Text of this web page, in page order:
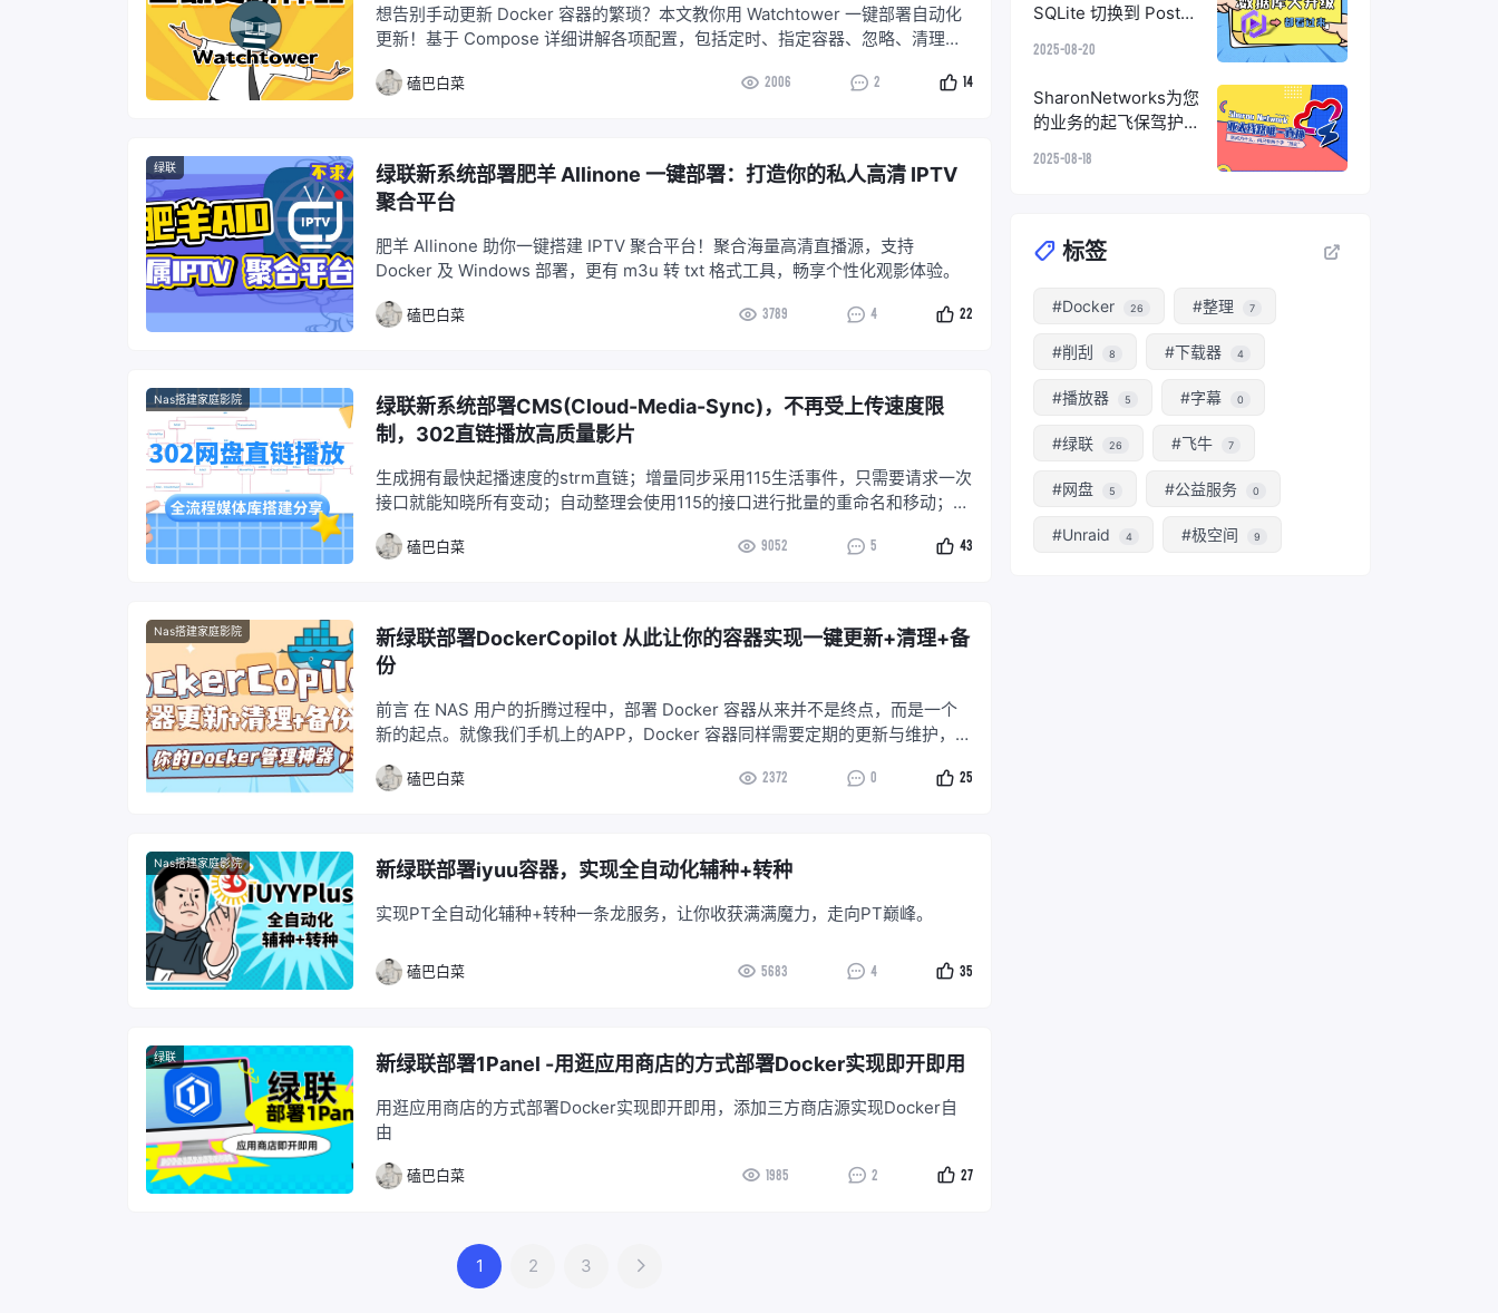
想告别手动更新 Docker 容器的繁琐？本文教你用 Watchtower 一键部署自动化
更新！基于 Compose 详细讲解各项配置，包括定时、指定容器、忽略、清理
磕巴白菜 2006 2 14
绿联
绿联新系统部署肥羊 Allinone 一键部署：打造你的私人高清 IPTV
聚合平台
肥羊 Allinone 助你一键搭建 IPTV 聚合平台！聚合海量高清直播源，支持
Docker 及 Windows 部署，更有 m3u 转 txt 格式工具，畅享个性化观影体验。
磕巴白菜 3789 4 22
Nas搭建家庭影院
绿联新系统部署CMS(Cloud-Media-Sync)，不再受上传速度限
制，302直链播放高质量影片
生成拥有最快起播速度的strm直链；增量同步采用115生活事件，只需要请求一次
接口就能知晓所有变动；自动整理会使用115的接口进行批量的重命名和移动；故
磕巴白菜 9052 5 43
Nas搭建家庭影院
新绿联部署DockerCopilot 从此让你的容器实现一键更新+清理+备
份
前言 在 NAS 用户的折腾过程中，部署 Docker 容器从来并不是终点，而是一个
新的起点。就像我们手机上的APP，Docker 容器同样需要定期的更新与维护，以
改部分配置→拉取最新镜像→启动容器。虽然每一步看似简单，但当容器
磕巴白菜 2372 0 25
Nas搭建家庭影院 新绿联部署iyuu容器，实现全自动化辅种+转种
实现PT全自动化辅种+转种一条龙服务，让你收获满满魔力，走向PT巅峰。
磕巴白菜 5683 4 35
绿联 新绿联部署1Panel -用逛应用商店的方式部署Docker实现即开即用
用逛应用商店的方式部署Docker实现即开即用，添加三方商店源实现Docker自
由
磕巴白菜 1985 2 27
1 2 3
SQLite 切换到 Postgr
2025-08-20
SharonNetworks为您
的业务的起飞保驾护
2025-08-18
标签
#Docker 26 #整理 7
#削刮 8 #下载器 4
#播放器 5 #字幕 0
#绿联 26 #飞牛 7
#网盘 5 #公益服务 0
#Unraid 4 #极空间 9